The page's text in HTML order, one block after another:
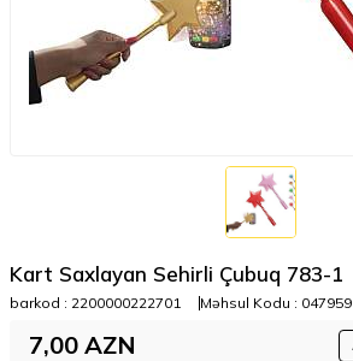
Kart Saxlayan Sehirli Çubuq 783-1
barkod : 2200000222701 Məhsul Kodu : 047959
7,00 AZN